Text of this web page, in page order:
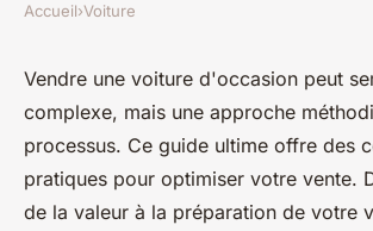
Rachat de voiture
le guide ultime pour
vendeurs
Kenzo•16 janvier 2025•10 min de lecture
Accueil›Voiture
Vendre une voiture d'occasion peut
complexe, mais une approche
processus. Ce guide ultime offre des
pratiques pour optimiser votre vente.
de la valeur à la préparation de votre